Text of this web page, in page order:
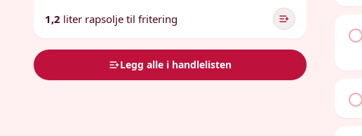
1,2 liter rapsolje til fritering
Legg alle i handlelisten